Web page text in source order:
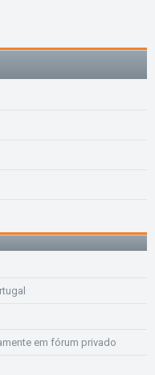
em fórum privado